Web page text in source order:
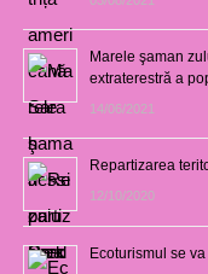
Marele şaman
extraterestră a
14/06/2021
Repartizarea
12/10/2020
Ecoturismul se